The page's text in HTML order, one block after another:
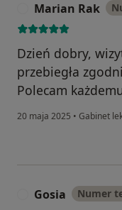
Marian Rak
Dzień dobry,
przebiegła
Polecam
20 maja 2025 • Gabinet
Gosia Numer